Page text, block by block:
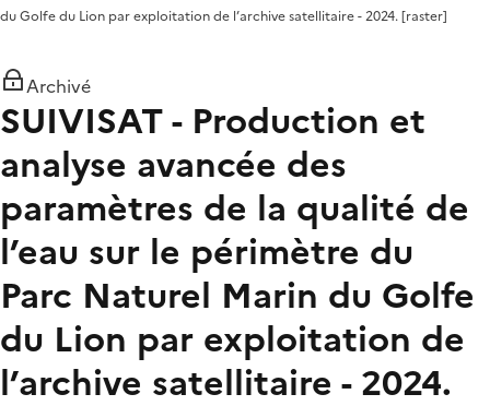
du Golfe du Lion par exploitation de l’archive satellitaire - 2024. [raster]
Archivé
SUIVISAT - Production et
analyse avancée des
paramètres de la qualité de
l’eau sur le périmètre du
Parc Naturel Marin du Golfe
du Lion par exploitation de
l’archive satellitaire - 2024.